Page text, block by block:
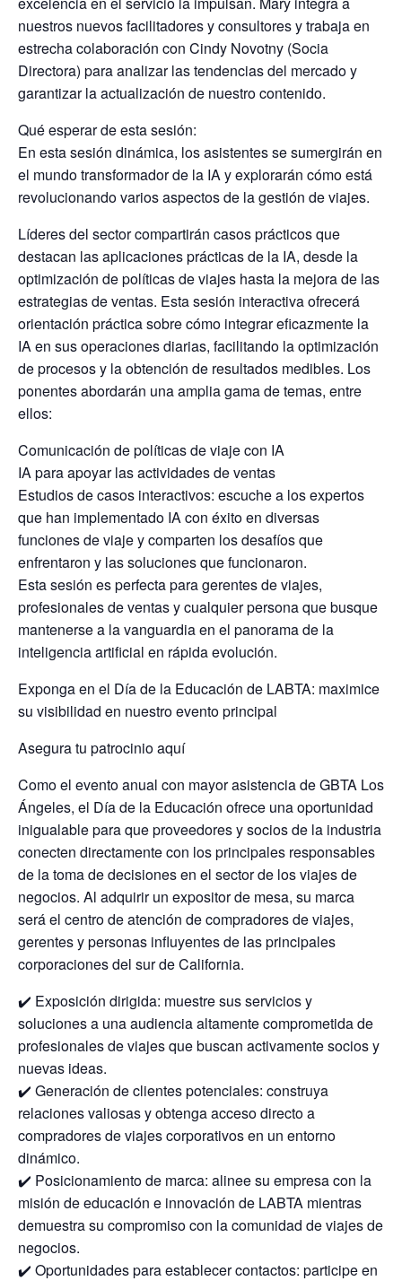
nuestros nuevos facilitadores y consultores y trabaja en
estrecha colaboración con Cindy Novotny (Socia
Directora) para analizar las tendencias del mercado y
garantizar la actualización de nuestro contenido.
Qué esperar de esta sesión:
En esta sesión dinámica, los asistentes se sumergirán en
el mundo transformador de la IA y explorarán cómo está
revolucionando varios aspectos de la gestión de viajes.
Líderes del sector compartirán casos prácticos que
destacan las aplicaciones prácticas de la IA, desde la
optimización de políticas de viajes hasta la mejora de las
estrategias de ventas. Esta sesión interactiva ofrecerá
orientación práctica sobre cómo integrar eficazmente la
IA en sus operaciones diarias, facilitando la optimización
de procesos y la obtención de resultados medibles. Los
ponentes abordarán una amplia gama de temas, entre
ellos:
Comunicación de políticas de viaje con IA
IA para apoyar las actividades de ventas
Estudios de casos interactivos: escuche a los expertos
que han implementado IA con éxito en diversas
funciones de viaje y comparten los desafíos que
enfrentaron y las soluciones que funcionaron.
Esta sesión es perfecta para gerentes de viajes,
profesionales de ventas y cualquier persona que busque
mantenerse a la vanguardia en el panorama de la
inteligencia artificial en rápida evolución.
Exponga en el Día de la Educación de LABTA: maximice
su visibilidad en nuestro evento principal
Asegura tu patrocinio aquí
Como el evento anual con mayor asistencia de GBTA Los
Ángeles, el Día de la Educación ofrece una oportunidad
inigualable para que proveedores y socios de la industria
conecten directamente con los principales responsables
de la toma de decisiones en el sector de los viajes de
negocios. Al adquirir un expositor de mesa, su marca
será el centro de atención de compradores de viajes,
gerentes y personas influyentes de las principales
corporaciones del sur de California.
✔️ Exposición dirigida: muestre sus servicios y
soluciones a una audiencia altamente comprometida de
profesionales de viajes que buscan activamente socios y
nuevas ideas.
✔️ Generación de clientes potenciales: construya
relaciones valiosas y obtenga acceso directo a
compradores de viajes corporativos en un entorno
dinámico.
✔️ Posicionamiento de marca: alinee su empresa con la
misión de educación e innovación de LABTA mientras
demuestra su compromiso con la comunidad de viajes de
negocios.
✔️ Oportunidades para establecer contactos: participe en